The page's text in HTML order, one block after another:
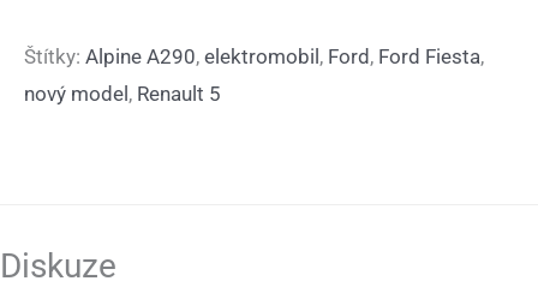
Štítky: Alpine A290, elektromobil, Ford, Ford Fiesta,
nový model, Renault 5
Diskuze